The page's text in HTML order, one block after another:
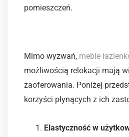
pomieszczeń.
Mimo wyzwań, meble
możliwością relokacji mają
zaoferowania. Poniżej
korzyści płynących z ich
Elastyczność w